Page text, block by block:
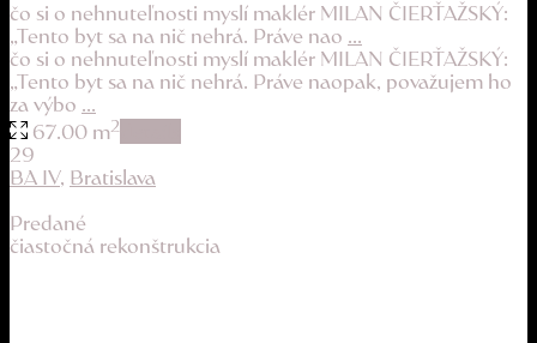
čo si o nehnuteľnosti myslí maklér MILAN ČIERŤAŽSKÝ:
„Tento byt sa na nič nehrá. Práve nao ...
čo si o nehnuteľnosti myslí maklér MILAN ČIERŤAŽSKÝ:
„Tento byt sa na nič nehrá. Práve naopak, považujem ho
za výbo ...
67.00 m2
29
BA IV, Bratislava
Predané
čiastočná rekonštrukcia